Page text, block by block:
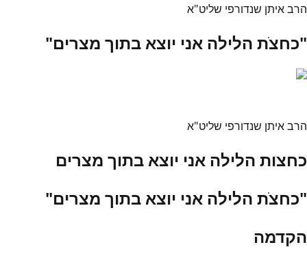
הרב איתן שנדורפי שליט"א
"כחצֹת הלילה אני יוצא בתוך מצרים"
הרב איתן שנדורפי שליט"א
כחצות הלילה אני יוצא בתוך מצרים
"כחצֹת הלילה אני יוצא בתוך מצרים"
הקדמה